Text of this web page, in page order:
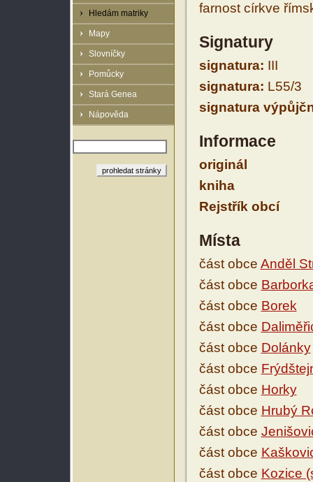
Hledám matriky
Mapy
Slovníčky
Pomůcky
Stará Genea
Nápověda
farnost církve
Signatury
signatura: III
signatura: L55/3
signatura
Informace
originál
kniha
Rejstřík obcí
Místa
část obce Anděl
část obce
část obce Borek
část obce
část obce Dolánky
část obce
část obce Horky
část obce Hrubý
část obce
část obce
část obce Kozice